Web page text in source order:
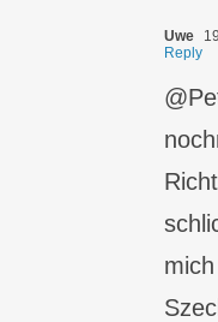
Uwe
Reply